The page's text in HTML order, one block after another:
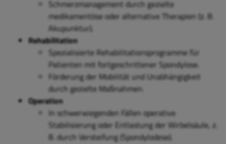
Schmerzmanagement durch gezielte
medikamentöse oder alternative Therapien (z. B.
Akupunktur).
Rehabilitation
Spezialisierte Rehabilitationsprogramme für
Patienten mit fortgeschrittener Spondylose.
Förderung der Mobilität und Unabhängigkeit
durch gezielte Maßnahmen.
Operation
In schwerwiegenden Fällen operative
Stabilisierung oder Entlastung der Wirbelsäule, z.
B. durch Versteifung (Spondylodese).